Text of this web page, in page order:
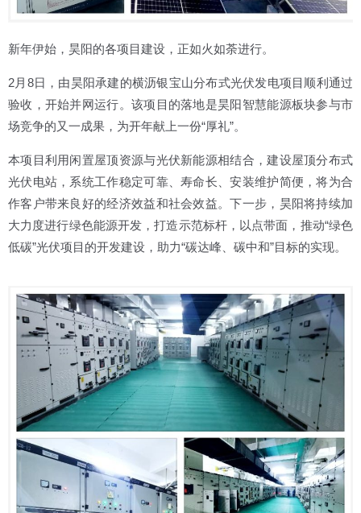
新年伊始，昊阳的各项目建设，正如火如荼进行。
2月8日，由昊阳承建的横沥银宝山分布式光伏发电项目顺利通过
验收，开始并网运行。该项目的落地是昊阳智慧能源板块参与市
场竞争的又一成果，为开年献上一份“厚礼”。
本项目利用闲置屋顶资源与光伏新能源相结合，建设屋顶分布式
光伏电站，系统工作稳定可靠、寿命长、安装维护简便，将为合
作客户带来良好的经济效益和社会效益。下一步，昊阳将持续加
大力度进行绿色能源开发，打造示范标杆，以点带面，推动“绿色
低碳”光伏项目的开发建设，助力“碳达峰、碳中和”目标的实现。